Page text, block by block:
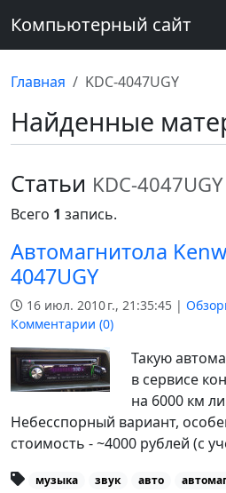
Компьютерный сайт
Главная KDC-4047UGY
Найденные
Статьи KDC-4047UGY
Всего 1 запись.
Автомагнитола
4047UGY
16 июл. 2010 г., 21:35:45 |
Комментарии (0)
Такую
в сервисе
на 6000 км
Небесспорный вариант,
стоимость - ~4000 рублей (с
музыка звук авто